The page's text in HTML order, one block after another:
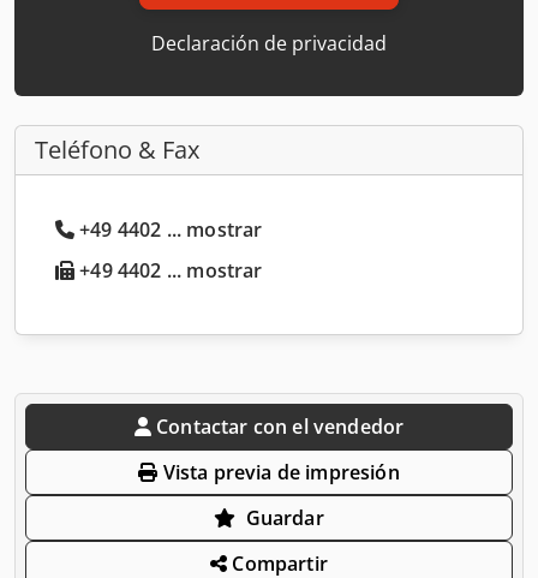
Declaración de privacidad
Teléfono & Fax
+49 4402 ... mostrar
+49 4402 ... mostrar
Contactar con el vendedor
Vista previa de impresión
Guardar
Compartir